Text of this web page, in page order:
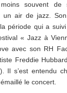
souvent de
un air de jazz.
période qui a
« Jazz à
avec son RH
Freddie
Il s’est entendu
le concert.